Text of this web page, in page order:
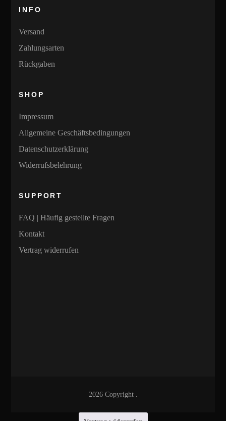
INFO
Versand
Zahlungsarten
Rückgaben
SHOP
Impressum
Allgemeine Geschäftsbedingungen
Datenschutzerklärung
Widerrufsbelehrung
SUPPORT
FAQ | Häufig gestellte Fragen
Kontakt
Vertrag widerrufen
2026 Copyright